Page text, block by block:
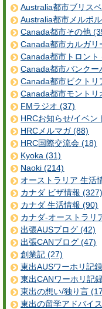
Australia都市ブリス
Australia都市メルボ
Canada都市その他
Canada都市カルガリ
Canada都市トロント
Canada都市バンクー
Canada都市ビクトリ
Canada都市モントリ
FMラジオ (37)
HRCお知らせ/イベン
HRCメルマガ (88)
HRC国際交流会 (18)
Kyoka (31)
Naoki (214)
オーストラリア 生活
カナダ ビザ情報 (327)
カナダ 生活情報 (90)
カナダ-オーストラリ
出張AUSブログ (42)
出張CANブログ (47)
創業記 (27)
東出AUSワーホリ記
東出CANワーホリ記
東出の想い/独り言
東出の留学アドバイ